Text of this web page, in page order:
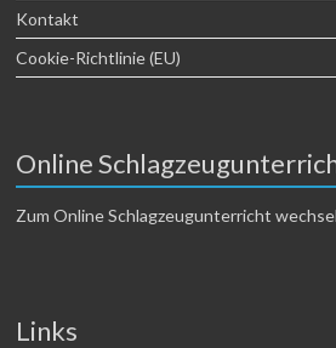
Kontakt
Cookie-Richtlinie (EU)
Online
Zum Online Schlagzeugunterricht
Links